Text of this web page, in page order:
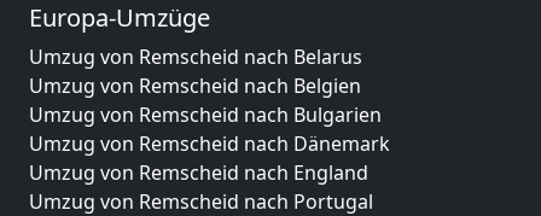
Europa-Umzüge
Umzug von Remscheid nach Belarus
Umzug von Remscheid nach Belgien
Umzug von Remscheid nach Bulgarien
Umzug von Remscheid nach Dänemark
Umzug von Remscheid nach England
Umzug von Remscheid nach Portugal